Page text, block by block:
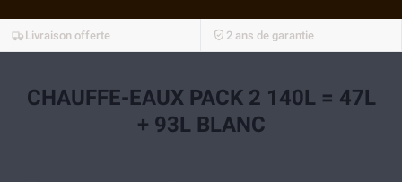
Livraison offerte 2 ans de garantie
CHAUFFE-EAUX PACK 2 140L = 47L
+ 93L BLANC